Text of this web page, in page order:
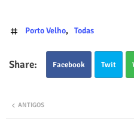
Porto Velho Todas
Facebook Twit
ANTIGOS